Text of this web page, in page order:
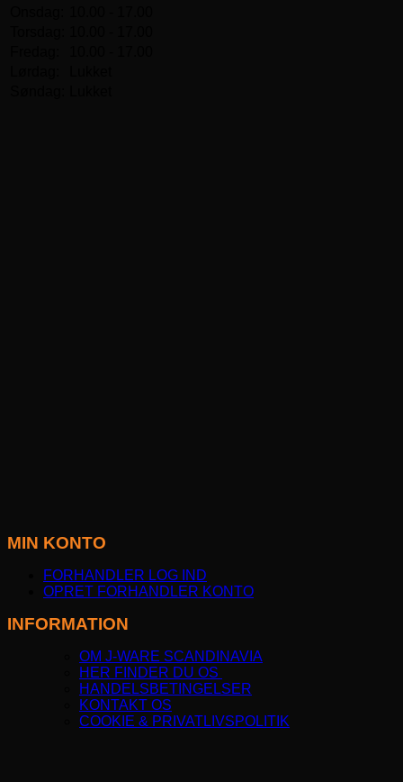
MIN KONTO
FORHANDLER LOG IND
OPRET FORHANDLER KONTO
INFORMATION
OM J-WARE SCANDINAVIA
HER FINDER DU OS
HANDELSBETINGELSER
KONTAKT OS
COOKIE & PRIVATLIVSPOLITIK